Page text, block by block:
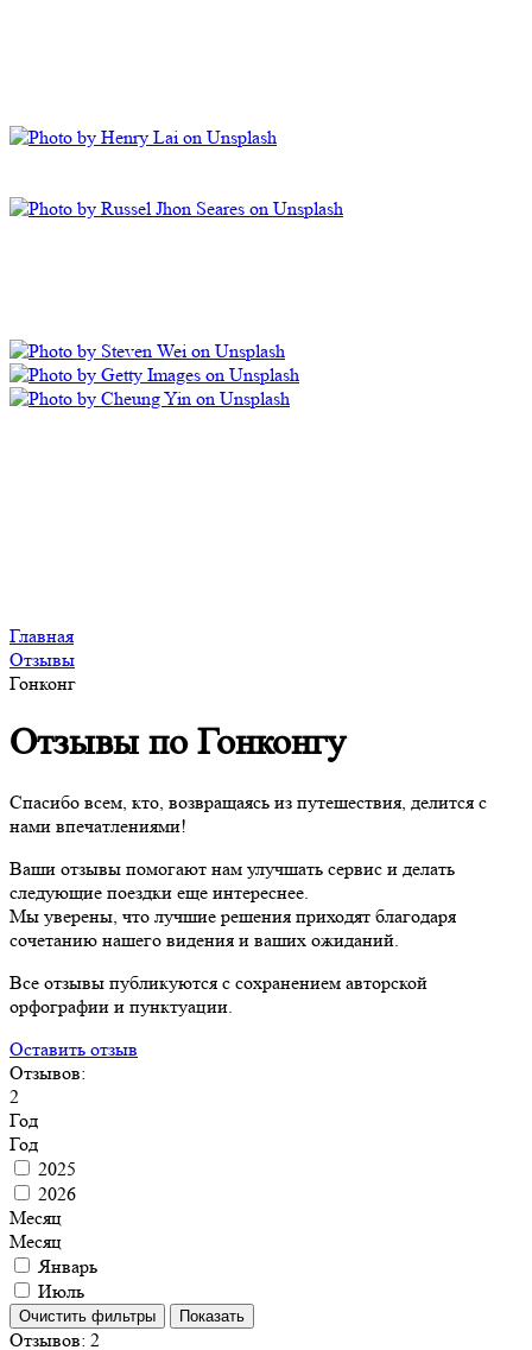
Главная
Отзывы
Гонконг
Отзывы по Гонконгу
Спасибо всем, кто, возвращаясь из путешествия, делится с
нами впечатлениями!
Ваши отзывы помогают нам улучшать сервис и делать
следующие поездки еще интереснее.
Мы уверены, что лучшие решения приходят благодаря
сочетанию нашего видения и ваших ожиданий.
Все отзывы публикуются с сохранением авторской
орфографии и пунктуации.
Оставить отзыв
Отзывов:
2
Год
Год
2025
2026
Месяц
Месяц
Январь
Июль
Отзывов: 2